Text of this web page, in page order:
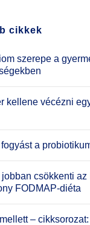
cikkek
szerepe a
kellene vécézni
a
csökkenti az
FODMAP-diéta
–